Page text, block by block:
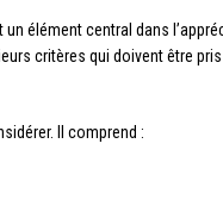
élément central dans
critères qui doivent être
Il comprend :